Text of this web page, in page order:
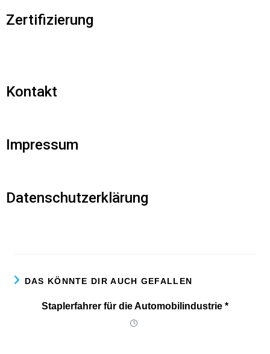
Zertifizierung
Kontakt
Impressum
Datenschutzerklärung
DAS KÖNNTE DIR AUCH GEFALLEN
Staplerfahrer für die Automobilindustrie *